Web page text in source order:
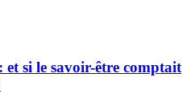
si le savoir-être comptait